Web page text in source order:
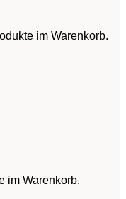
im Warenkorb.
im Warenkorb.